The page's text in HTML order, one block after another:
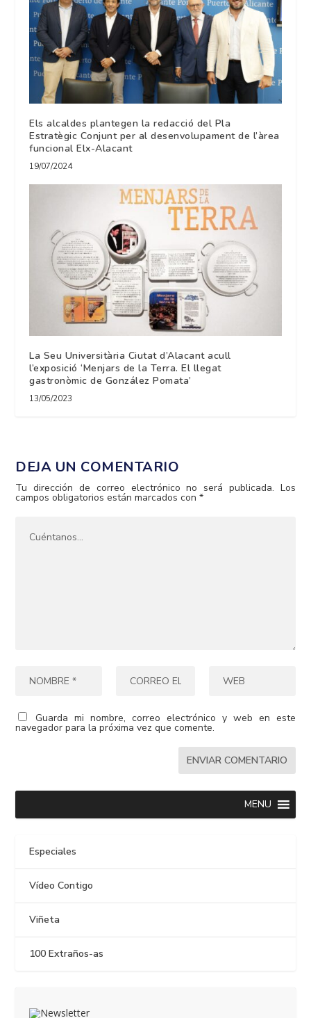
Els alcaldes plantegen la redacció del Pla
Estratègic Conjunt per al desenvolupament de l’àrea
funcional Elx-Alacant
19/07/2024
La Seu Universitària Ciutat d’Alacant acull
l’exposició ‘Menjars de la Terra. El llegat
gastronòmic de González Pomata’
13/05/2023
DEJA UN COMENTARIO
Tu dirección de correo electrónico no será publicada. Los
campos obligatorios están marcados con*
Guarda mi nombre, correo electrónico y web en este
navegador para la próxima vez que comente.
MENU
Especiales
Vídeo Contigo
Viñeta
100 Extraños-as